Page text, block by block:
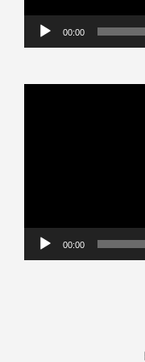
00:00
00:00